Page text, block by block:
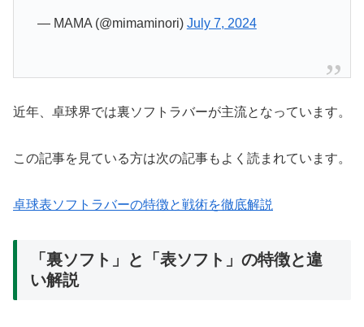
— MAMA (@mimaminori) July 7, 2024
近年、卓球界では裏ソフトラバーが主流となっています。
この記事を見ている方は次の記事もよく読まれています。
卓球表ソフトラバーの特徴と戦術を徹底解説
「裏ソフト」と「表ソフト」の特徴と違
い解説